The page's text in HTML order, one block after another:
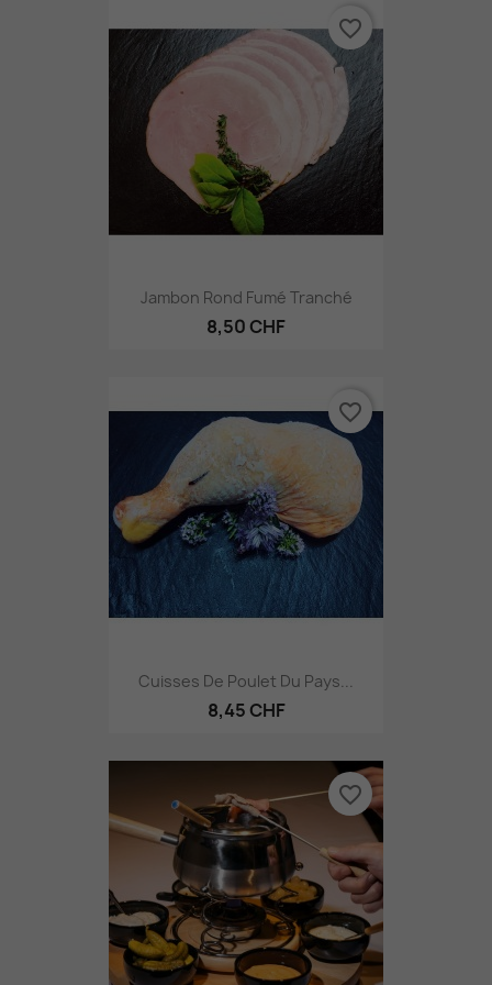
Jambon Rond Fumé Tranché
8,50 CHF
favorite_border
Cuisses De Poulet Du Pays...
8,45 CHF
favorite_border
favorite_border